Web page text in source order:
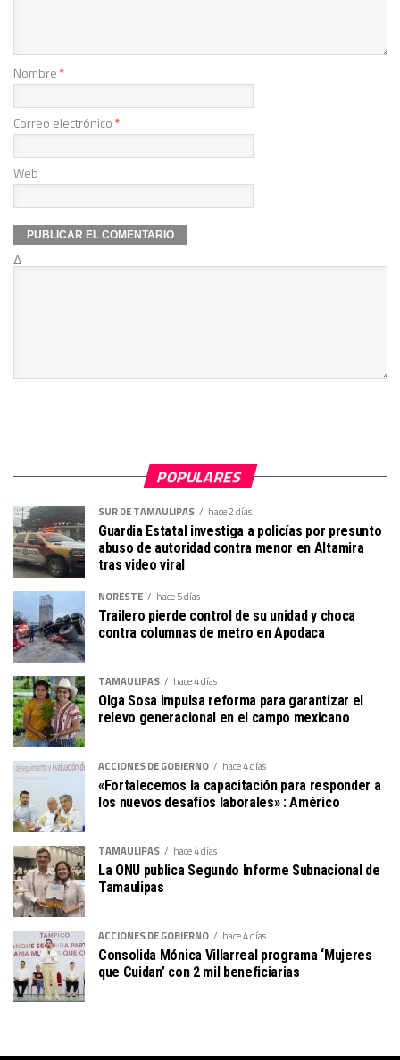
Nombre*
Correo electrónico*
Web
Δ
POPULARES
SUR DE TAMAULIPAS hace 2 días
Guardia Estatal investiga a policías por presunto
abuso de autoridad contra menor en Altamira
tras video viral
NORESTE hace 5 días
Trailero pierde control de su unidad y choca
contra columnas de metro en Apodaca
TAMAULIPAS hace 4 días
Olga Sosa impulsa reforma para garantizar el
relevo generacional en el campo mexicano
ACCIONES DE GOBIERNO hace 4 días
«Fortalecemos la capacitación para responder a
los nuevos desafíos laborales» : Américo
TAMAULIPAS hace 4 días
La ONU publica Segundo Informe Subnacional de
Tamaulipas
ACCIONES DE GOBIERNO hace 4 días
Consolida Mónica Villarreal programa ‘Mujeres
que Cuidan’ con 2 mil beneficiarias